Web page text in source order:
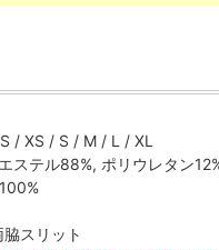
/ XS / S / M / L / XL
ステル88%, ポリウレタン
スリット